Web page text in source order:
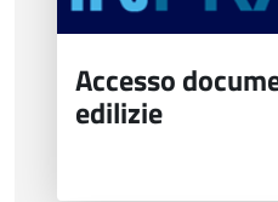
Accesso
edilizie